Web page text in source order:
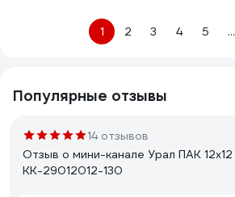
1 2 3 4 5 ...
Популярные отзывы
14 отзывов
Отзыв о мини-канале Урал ПАК 12х12
КК-29012012-130